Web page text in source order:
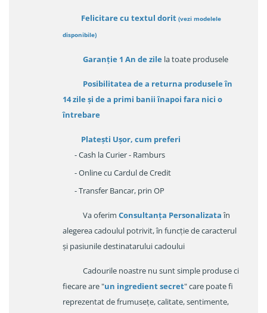
Felicitare cu textul dorit (vezi modelele
disponibile)
Garanție 1 An de zile la toate produsele
Posibilitatea de a returna produsele în
14 zileși de a primi banii înapoi fara nici o
întrebare
Platești Ușor, cum preferi
- Cash la Curier - Ramburs
- Online cu Cardul de Credit
- Transfer Bancar, prin OP
Va oferim Consultanța Personalizataîn
alegerea cadoulul potrivit, în funcție de caracterul
și pasiunile destinatarului cadoului
Cadourile noastre nu sunt simple produse ci
fiecare are "un ingredient secret" care poate fi
reprezentat de frumusețe, calitate, sentimente,